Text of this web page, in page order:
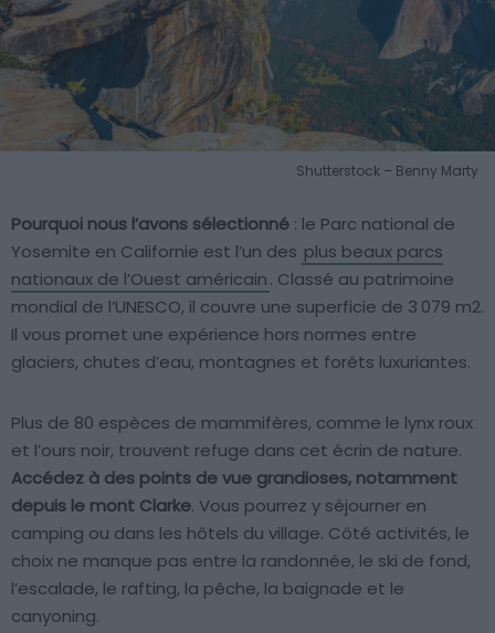
Shutterstock – Benny Marty
Pourquoi nous l’avons sélectionné : le Parc national de
Yosemite en Californie est l’un des plus beaux parcs
nationaux de l’Ouest américain. Classé au patrimoine
mondial de l’UNESCO, il couvre une superficie de 3 079 m2.
Il vous promet une expérience hors normes entre
glaciers, chutes d’eau, montagnes et forêts luxuriantes.
Plus de 80 espèces de mammifères, comme le lynx roux
et l’ours noir, trouvent refuge dans cet écrin de nature.
Accédez à des points de vue grandioses, notamment
depuis le mont Clarke. Vous pourrez y séjourner en
camping ou dans les hôtels du village. Côté activités, le
choix ne manque pas entre la randonnée, le ski de fond,
l’escalade, le rafting, la pêche, la baignade et le
canyoning.